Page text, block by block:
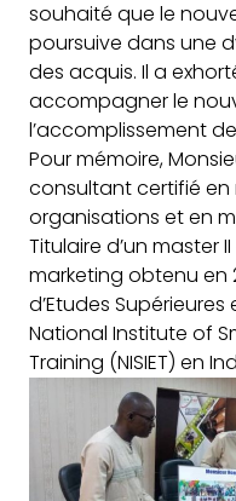
souhaité que le
poursuive dans une
des acquis. Il a
accompagner le
l’accomplissement
Pour mémoire,
consultant certifié
organisations et en
Titulaire d’un master
marketing obtenu en
d’Etudes
National Institute of
Training (NISIET) en